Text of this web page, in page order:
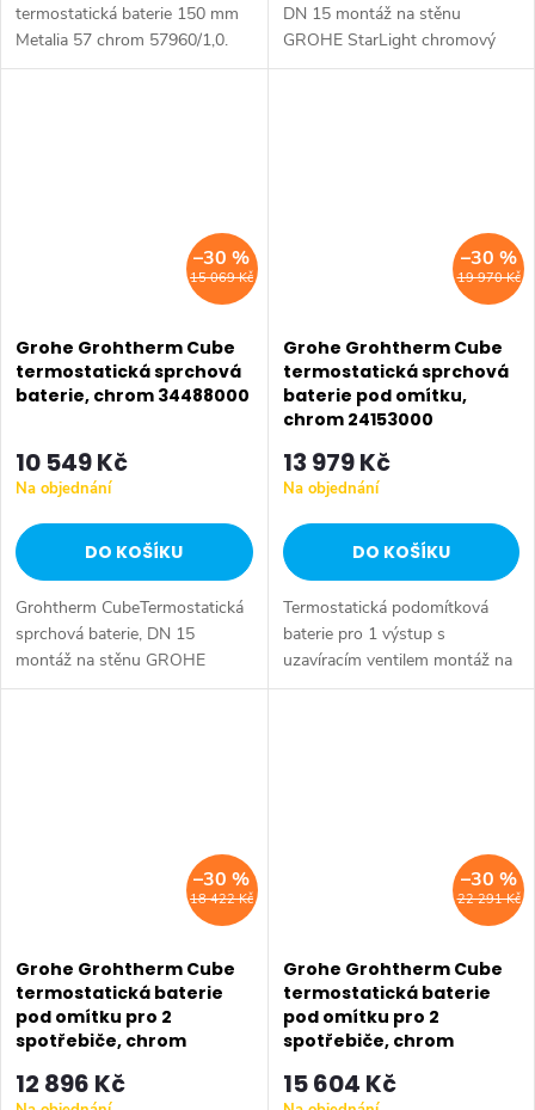
termostatická baterie 150 mm
Metalia 57 chrom 57960/1,0.
Kvalitní a odolná termostatická
DN 15 montáž na stěnu
GROHE StarLight chromový
povrch GROHE
15 069 Kč
–30 %
Grohe Grohtherm Cube
termostatická sprchová
baterie, chrom 34488000
10 549 Kč
Na objednání
DO KOŠÍKU
Grohtherm CubeTermostatická
sprchová baterie, DN 15
montáž na stěnu GROHE
StarLight chromový povrch
19 970 Kč
–30 %
Grohe Grohtherm Cube
termostatická sprchová
baterie pod omítku,
chrom 24153000
13 979 Kč
Na objednání
DO KOŠÍKU
Termostatická podomítková
baterie pro 1 výstup s
uzavíracím ventilem montáž na
montážní set GROHE Rapido
18 422 Kč
–30 %
Grohe Grohtherm Cube
termostatická baterie
pod omítku pro 2
spotřebiče, chrom
12 896 Kč
22 291 Kč
–30 %
Grohe Grohtherm Cube
termostatická baterie
pod omítku pro 2
spotřebiče, chrom
15 604 Kč